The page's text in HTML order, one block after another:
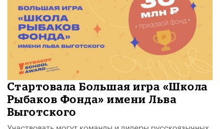
Стартовала Большая игра «Школа
Рыбаков Фонда» имени Льва
Выготского
Участвовать могут команды и лидеры русскоязычных